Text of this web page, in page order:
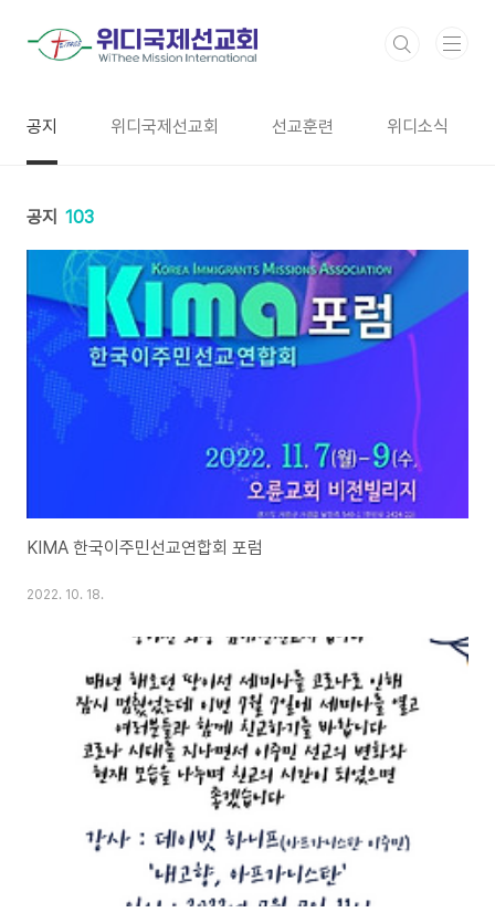
공지 위디국제선교회 선교훈련 위디소식
공지 103
KIMA 한국이주민선교연합회 포럼
2022. 10. 18.